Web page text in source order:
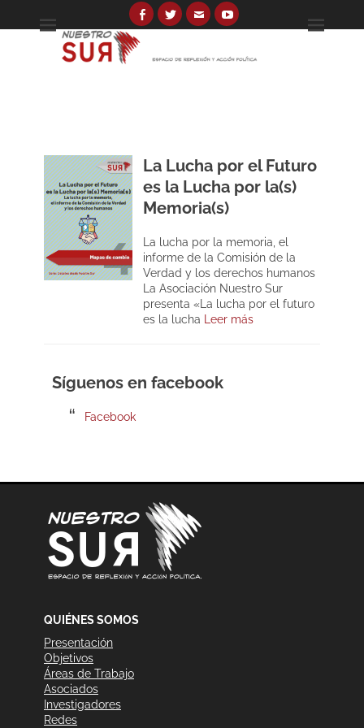
Facebook
TwitterEmailYouTube
Espacio de reflexión y acción política
La Lucha por el Futuro
es la Lucha por la(s)
Memoria(s)
La lucha por la memoria, el
informe de la Comisión de la
Verdad y los derechos humanos
La Asociación Nuestro Sur
presenta «La lucha por el futuro
es la lucha
Leer más
Síguenos en facebook
Facebook
QUIÉNES SOMOS
Presentación
Objetivos
Áreas de Trabajo
Asociados
Investigadores
Redes